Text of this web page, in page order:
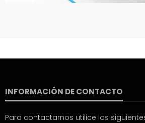
INFORMACIÓN DE CONTACTO
Para contactarnos utilice los